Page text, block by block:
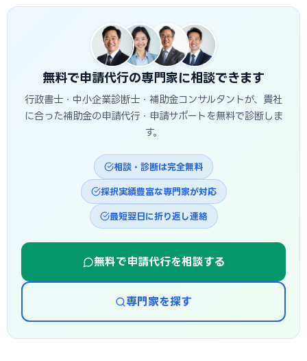
無料で申請代行の専門家に相談できます
行政書士・中小企業診断士・補助金コンサルタントが、貴社
に合った補助金の申請代行・申請サポートを無料で診断しま
す。
相談・診断は完全無料
採択実績豊富な専門家が対応
最短翌日に折り返し連絡
無料で申請代行を相談する
専門家を探す